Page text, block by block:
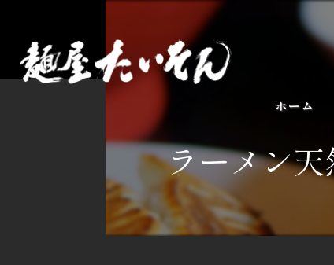
ホーム
ラーメン